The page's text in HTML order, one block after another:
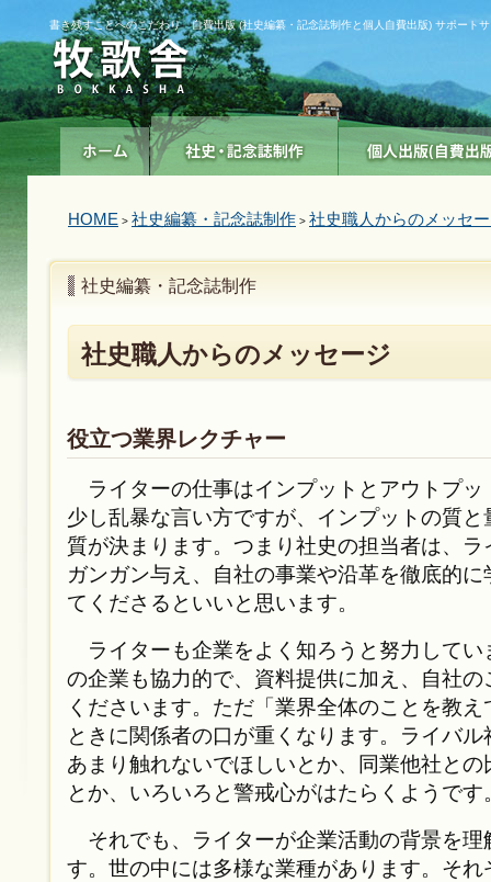
書き残すことへのこだわり 自費出版 (社史編纂・記念誌制作と個人自費出版) サポート
HOME > 社史編纂・記念誌制作 > 社史職人からのメッセ
社史編纂・記念誌制作
社史職人からのメッセージ
役立つ業界レクチャー
ライターの仕事はインプットとアウトプッ
少し乱暴な言い方ですが、インプットの質
質が決まります。つまり社史の担当者は、
ガンガン与え、自社の事業や沿革を徹底的
てくださるといいと思います。
ライターも企業をよく知ろうと努力してい
の企業も協力的で、資料提供に加え、自社
くださいます。ただ「業界全体のことを教
ときに関係者の口が重くなります。ライバ
あまり触れないでほしいとか、同業他社と
とか、いろいろと警戒心がはたらくようです
それでも、ライターが企業活動の背景を理
す。世の中には多様な業種があります。そ